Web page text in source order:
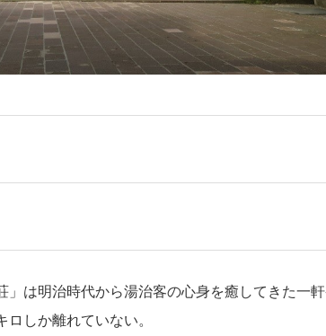
は明治時代から湯治客の心身を癒してきた一
しか離れていない。